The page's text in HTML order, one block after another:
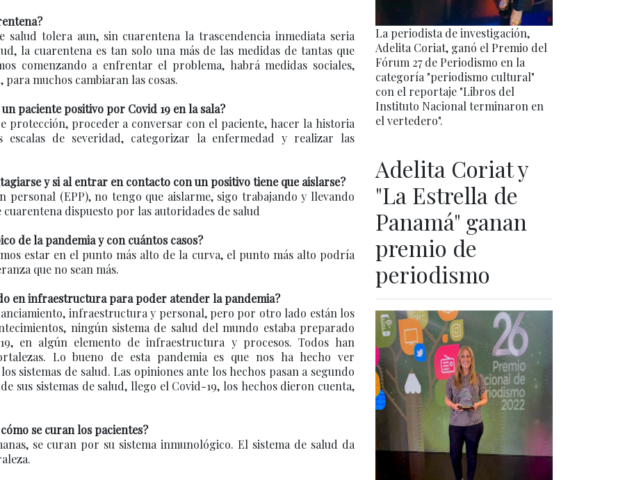
salud tolera aun, sin cuarentena la trascendencia inmediata seria
la cuarentena es tan solo una más de las medidas de tantas que
comenzando a enfrentar el problema, habrá medidas sociales,
muchos cambiaran las cosas.
paciente positivo por Covid 19 en la sala?
protección, proceder a conversar con el paciente, hacer la historia
de severidad, categorizar la enfermedad y realizar las
y si al entrar en contacto con un positivo tiene que aislarse?
personal (EPP), no tengo que aislarme, sigo trabajando y llevando
dispuesto por las autoridades de salud
de la pandemia y con cuántos casos?
estar en el punto más alto de la curva, el punto más alto podría
que no sean más.
en infraestructura para poder atender la pandemia?
infraestructura y personal, pero por otro lado están los
ningún sistema de salud del mundo estaba preparado
en algún elemento de infraestructura y procesos. Todos han
Lo bueno de esta pandemia es que nos ha hecho ver
sistemas de salud. Las opiniones ante los hechos pasan a segundo
sus sistemas de salud, llego el Covid-19, los hechos dieron cuenta,
se curan los pacientes?
se curan por su sistema inmunológico. El sistema de salud da
La periodista de investigación,
Adelita Coriat, ganó el Premio del
Fórum 27 de Periodismo en la
categoría "periodismo cultural"
con el reportaje "Libros del
Instituto Nacional terminaron en
el vertedero".
Adelita Coriat y
"La Estrella de
Panamá" ganan
premio de
periodismo